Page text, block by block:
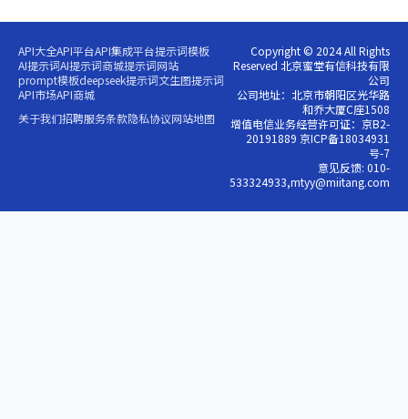
API大全API平台API集成平台提示词模板
AI提示词AI提示词商城提示词网站
prompt模板deepseek提示词文生图提示词
API市场API商城
关于我们招聘服务条款隐私协议网站地图
Copyright © 2024 All Rights
Reserved 北京蜜堂有信科技有限
公司
公司地址：北京市朝阳区光华路
和乔大厦C座1508
增值电信业务经营许可证：京B2-
20191889 京ICP备18034931
号-7
意见反馈: 010-
533324933,mtyy@miitang.com